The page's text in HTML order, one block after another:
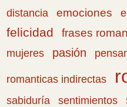
distancia emociones
felicidad frases
mujeres
pasión
romanticas indirectas
sabiduría sentimientos